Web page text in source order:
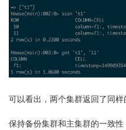
可以看出，两个集群返回了同样
保持备份集群和主集群的一致性